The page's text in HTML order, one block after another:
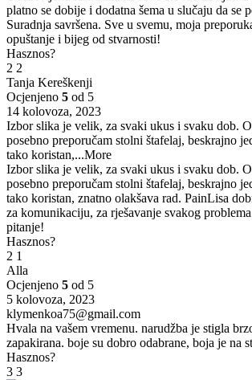
platno se dobije i dodatna šema u slučaju da se
Suradnja savršena. Sve u svemu, moja
opuštanje i bijeg od stvarnosti!
Hasznos?
2 2
Tanja Kereškenji
Ocjenjeno 5 od 5
14 kolovoza, 2023
Izbor slika je velik, za svaki ukus i svaku dob.
posebno preporučam stolni štafelaj, beskrajno
tako koristan,...More
Izbor slika je velik, za svaki ukus i svaku dob.
posebno preporučam stolni štafelaj, beskrajno
tako koristan, znatno olakšava rad. PainLisa
za komunikaciju, za rješavanje svakog
pitanje!
Hasznos?
2 1
Alla
Ocjenjeno 5 od 5
5 kolovoza, 2023
klymenkoa75@gmail.com
Hvala na vašem vremenu. narudžba je stigla
zapakirana. boje su dobro odabrane, boja je na
Hasznos?
3 3